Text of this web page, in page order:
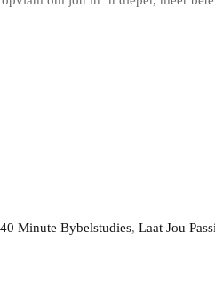
40 Minute Bybelstudies, Laat Jou